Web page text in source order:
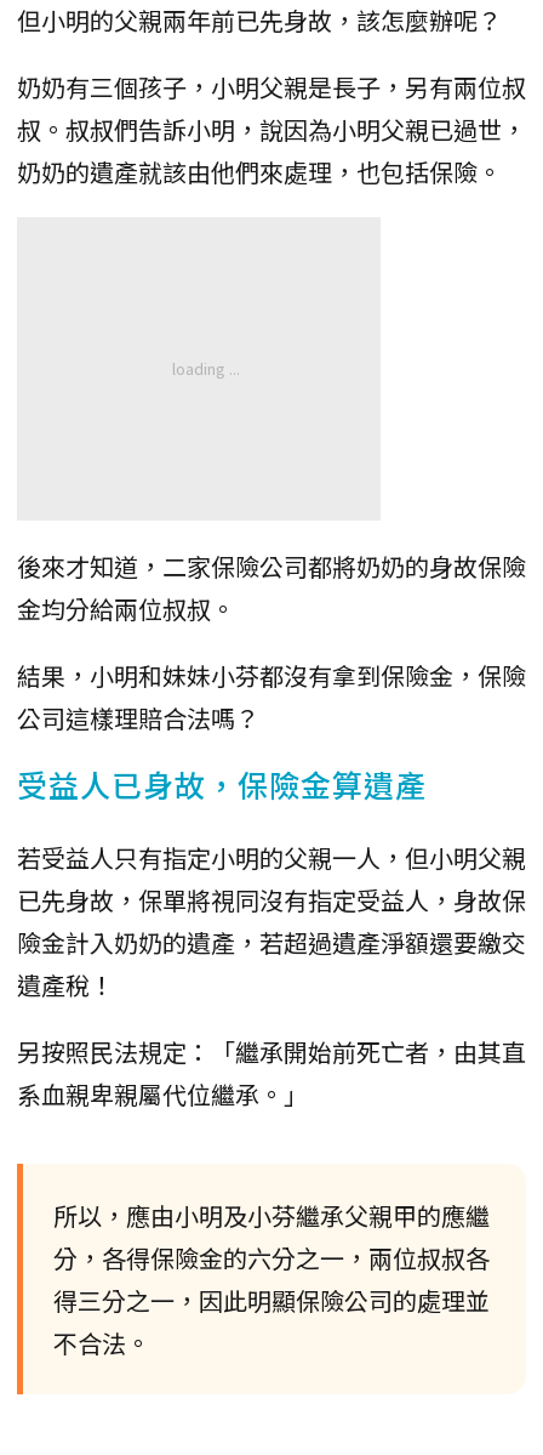
但小明的父親兩年前已先身故，該怎麼辦呢？
奶奶有三個孩子，小明父親是長子，另有兩位叔
叔。叔叔們告訴小明，說因為小明父親已過世，
奶奶的遺產就該由他們來處理，也包括保險。
後來才知道，二家保險公司都將奶奶的身故保險
金均分給兩位叔叔。
結果，小明和妹妹小芬都沒有拿到保險金，保險
公司這樣理賠合法嗎？
受益人已身故，保險金算遺產
若受益人只有指定小明的父親一人，但小明父親
已先身故，保單將視同沒有指定受益人，身故保
險金計入奶奶的遺產，若超過遺產淨額還要繳交
遺產稅！
另按照民法規定：「繼承開始前死亡者，由其直
系血親卑親屬代位繼承。」
所以，應由小明及小芬繼承父親甲的應繼
分，各得保險金的六分之一，兩位叔叔各
得三分之一，因此明顯保險公司的處理並
不合法。